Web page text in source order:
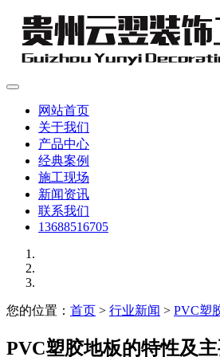
网站首页
关于我们
产品中心
经典案例
施工现场
新闻资讯
联系我们
13688516705
您的位置： 首页 > 行业新闻 > PVC塑
PVC塑胶地板的特性及